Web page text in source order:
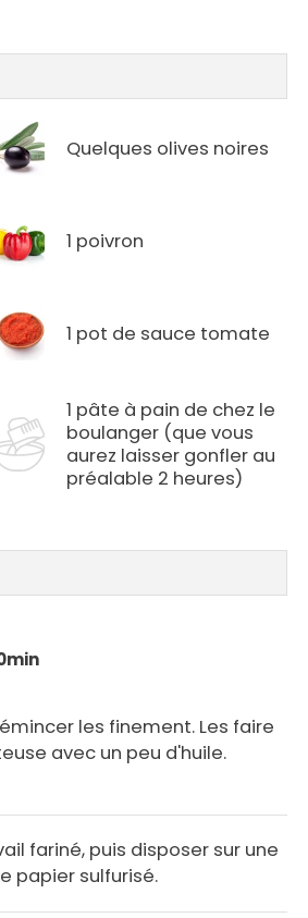
Quelques olives noires
1 poivron
1 pot de sauce tomate
1 pâte à pain de chez le
boulanger (que vous
aurez laisser gonfler au
préalable 2 heures)
les finement. Les faire
avec un peu d'huile.
fariné, puis disposer sur une
papier sulfurisé.